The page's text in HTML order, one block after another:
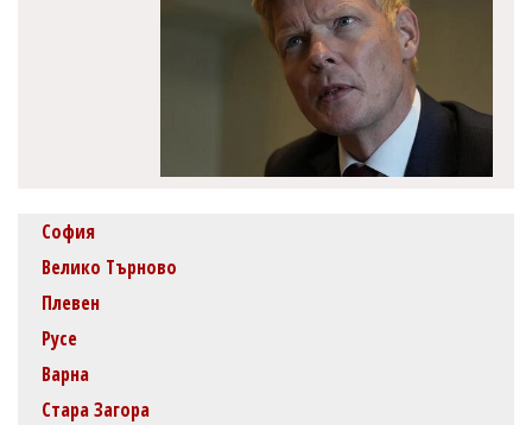
София
Велико Търново
Плевен
Русе
Варна
Стара Загора